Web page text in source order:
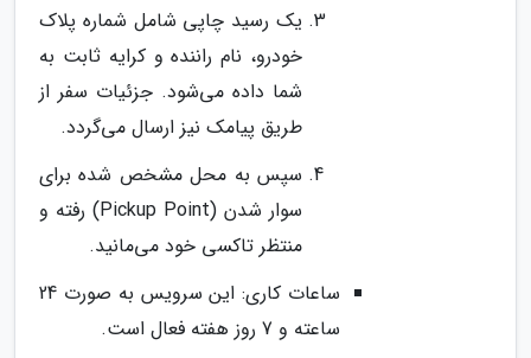
یک رسید چاپی شامل شماره پلاک
خودرو، نام راننده و کرایه ثابت به
شما داده می‌شود. جزئیات سفر از
طریق پیامک نیز ارسال می‌گردد.
سپس به محل مشخص شده برای
سوار شدن (Pickup Point) رفته و
منتظر تاکسی خود می‌مانید.
ساعات کاری: این سرویس به صورت 24
ساعته و 7 روز هفته فعال است.